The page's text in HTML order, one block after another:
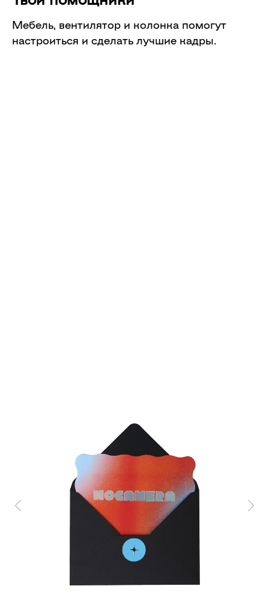
Мебель, вентилятор и колонка помогут
настроиться и сделать лучшие кадры.